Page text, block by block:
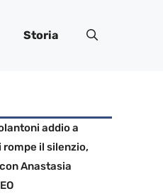
Storia
addio a
rompe il silenzio,
Anastasia